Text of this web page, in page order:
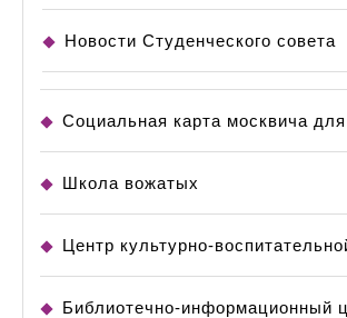
Новости Студенческого совета
Социальная карта москвича
Школа вожатых
Центр культурно-
Библиотечно-информационный